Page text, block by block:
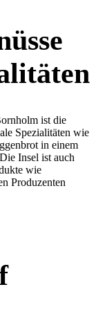
ist die
Spezialitäten wie
in einem
Insel ist auch
wie
Produzenten